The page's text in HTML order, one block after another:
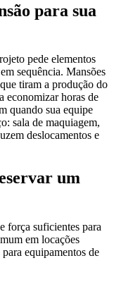
para sua
pede elementos
sequência. Mansões
tiram a produção do
economizar horas de
quando sua equipe
sala de maquiagem,
deslocamentos e
um
força suficientes para
em locações
equipamentos de